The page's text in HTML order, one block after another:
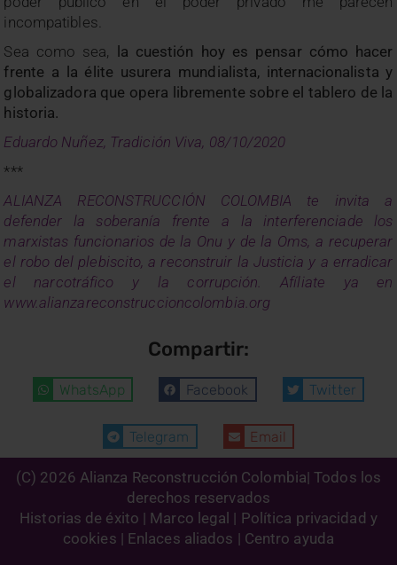
incompatibles.
Sea como sea,
la cuestión hoy es pensar cómo hacer
frente a la élite usurera mundialista, internacionalista y
globalizadora que opera libremente sobre el tablero de la
historia.
Eduardo Nuñez, Tradición Viva, 08/10/2020
***
ALIANZA RECONSTRUCCIÓN COLOMBIA te invita a
defender la soberanía frente a la interferenciade los
marxistas funcionarios de la Onu y de la Oms, a recuperar
el robo del plebiscito, a reconstruir la Justicia y a erradicar
el narcotráfico y la corrupción. Afíliate ya en
www.alianzareconstruccioncolombia.org
Compartir:
WhatsApp Facebook Twitter
Telegram Email
(C) 2026 Alianza Reconstrucción Colombia| Todos los
derechos reservados
Historias de éxito | Marco legal | Política privacidad y
cookies | Enlaces aliados | Centro ayuda